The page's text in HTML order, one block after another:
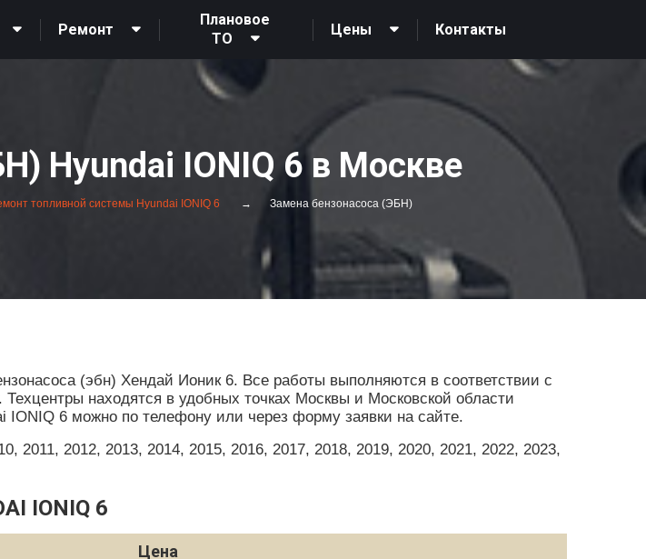
Ремонт
Плановое
ТО
Цены Контакты
Hyundai IONIQ 6 в Москве
топливной системы Hyundai IONIQ 6 Замена бензонасоса (ЭБН)
(эбн) Хендай Ионик 6. Все работы выполняются в соответствии с
находятся в удобных точках Москвы и Московской области
6 можно по телефону или через форму заявки на сайте.
2012, 2013, 2014, 2015, 2016, 2017, 2018, 2019, 2020, 2021, 2022, 2023,
IONIQ 6
Цена